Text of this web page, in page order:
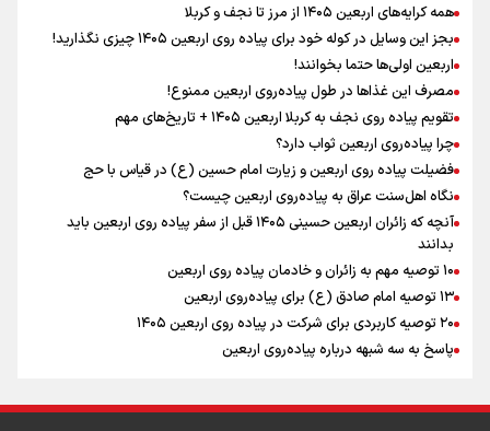
رابطه کارگر و کارفرما در اندیشه رهبر شهید: از تضاد به
زوجیت
اقتدار علمی و استقلال ملی؛ میراث رهبر شهید که با خون
ماندگار شد
اینفو برنا / توصیه‌هایی طلایی برای پیاده روی اربعین
اینفو برنا / جدول کامل فاصله مرز شلمچه تا شهرهای زیارتی
عراق
همه کرایه‌های اربعین ۱۴۰۵ از مرز تا نجف و کربلا
بجز این وسایل در کوله خود برای پیاده روی اربعین ۱۴۰۵ چیزی نگذارید!
اربعین اولی‌ها حتما بخوانند!
مصرف این غذاها در طول پیاده‌روی اربعین ممنوع!
تقویم پیاده روی نجف به کربلا اربعین ۱۴۰۵ + تاریخ‌های مهم
چرا پیاده‌روی اربعین ثواب دارد؟
فضیلت پیاده روی اربعین و زیارت امام حسین (ع) در قیاس با حج
نگاه اهل‌سنت عراق به پیاده‌روی اربعین چیست؟
آنچه که زائران اربعین حسینی ۱۴۰۵ قبل از سفر پیاده روی اربعین باید
بدانند
۱۰ توصیه مهم به زائران و خادمان پیاده روی اربعین
۱۳ توصیه امام صادق (ع) برای پیاده‌روی اربعین
۲۰ توصیه کاربردی برای شرکت در پیاده روی اربعین ۱۴۰۵
پاسخ به سه‌ شبهه درباره پیاده‌روی اربعین